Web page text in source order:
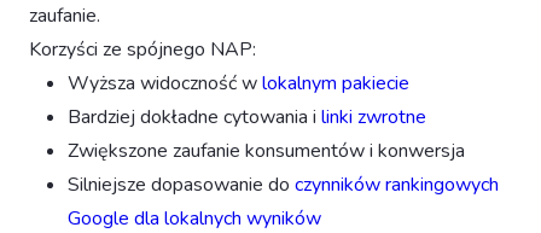
zaufanie.
Korzyści ze spójnego NAP:
Wyższa widoczność wlokalnym pakiecie
Bardziej dokładne cytowania i linki zwrotne
Zwiększone zaufanie konsumentów i konwersja
Silniejsze dopasowanie do czynników rankingowych
Google dla lokalnych wyników